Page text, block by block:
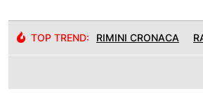
TOP TREND: RIMINI CRONACA